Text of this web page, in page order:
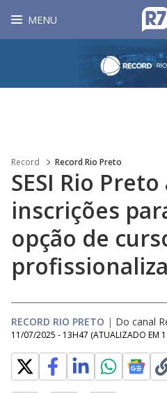
MENU
Record Record Rio Preto
SESI Rio
inscrições
opção de
RECORD RIO PRETO | Do canal
11/07/2025 - 13H47 (ATUALIZADO EM